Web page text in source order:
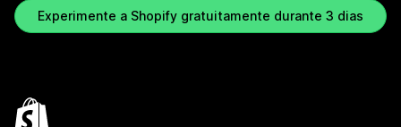
Experimente a Shopify gratuitamente durante 3 dias